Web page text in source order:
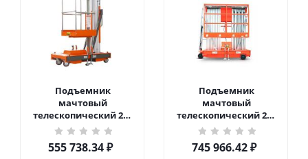
Подъемник
мачтовый
телескопический 200
кг 6 м TOR GTWY6-200S
DC 2-мачтовый
(автономный) (G) в
555 738.34₽
Подъемник
мачтовый
телескопический 200
кг 10 м TOR GTWY10-
200S DC 2-мачтовый
(автономный) (N) в
745 966.42₽